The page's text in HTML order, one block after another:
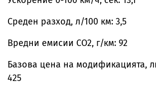
Среден разход, л/100 км: 3,5
Вредни емисии СО2, г/км: 92
Базова цена на модификацията,
425